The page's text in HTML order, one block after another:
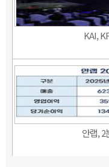
KAI,
안랩, 2